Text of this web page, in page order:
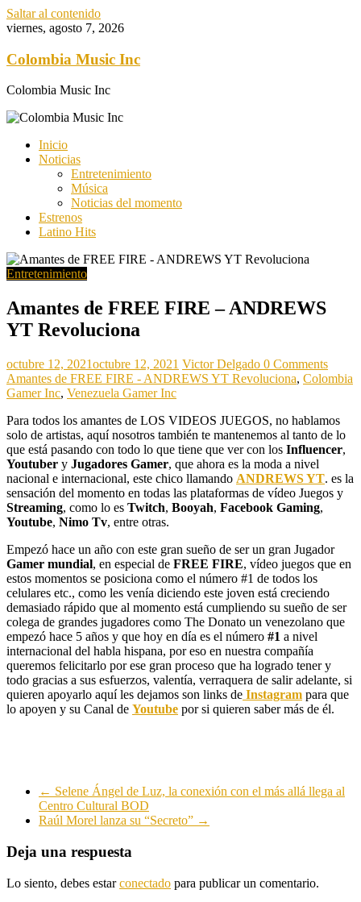
Saltar al contenido
viernes, agosto 7, 2026
Colombia Music Inc
Colombia Music Inc
Inicio
Noticias
Entretenimiento
Música
Noticias del momento
Estrenos
Latino Hits
Entretenimiento
Amantes de FREE FIRE – ANDREWS
YT Revoluciona
octubre 12, 2021octubre 12, 2021 Victor Delgado 0 Comments
Amantes de FREE FIRE - ANDREWS YT Revoluciona, Colombia
Gamer Inc, Venezuela Gamer Inc
Para todos los amantes de LOS VIDEOS JUEGOS, no hablamos
solo de artistas, aquí nosotros también te mantenemos al tanto de lo
que está pasando con todo lo que tiene que ver con los Influencer,
Youtuber y Jugadores Gamer, que ahora es la moda a nivel
nacional e internacional, este chico llamando ANDREWS YT. es la
sensación del momento en todas las plataformas de vídeo Juegos y
Streaming, como lo es Twitch, Booyah, Facebook Gaming,
Youtube, Nimo Tv, entre otras.
Empezó hace un año con este gran sueño de ser un gran Jugador
Gamer mundial, en especial de FREE FIRE, vídeo juegos que en
estos momentos se posiciona como el número #1 de todos los
celulares etc., como les venía diciendo este joven está creciendo
demasiado rápido que al momento está cumpliendo su sueño de ser
colega de grandes jugadores como The Donato un venezolano que
empezó hace 5 años y que hoy en día es el número #1 a nivel
internacional del habla hispana, por eso en nuestra compañía
queremos felicitarlo por ese gran proceso que ha logrado tener y
todo gracias a sus esfuerzos, valentía, verraquera de salir adelante, si
quieren apoyarlo aquí les dejamos son links de Instagram para que
lo apoyen y su Canal de Youtube por si quieren saber más de él.
← Selene Ángel de Luz, la conexión con el más allá llega al
Centro Cultural BOD
Raúl Morel lanza su “Secreto” →
Deja una respuesta
Lo siento, debes estarconectado para publicar un comentario.